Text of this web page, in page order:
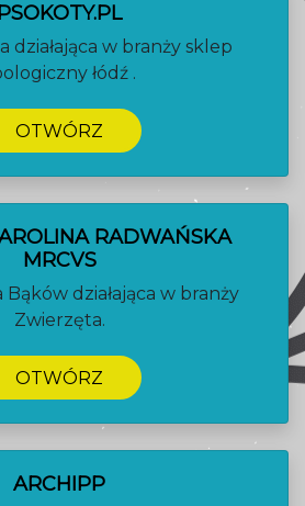
PSOKOTY.PL
działająca w branży sklep
łódź .
OTWÓRZ
RADWAŃSKA
MRCVS
Bąków działająca w branży
Zwierzęta.
OTWÓRZ
ARCHIPP